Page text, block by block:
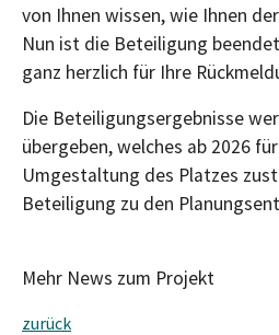
von Ihnen wissen, wie Ihnen
Nun ist die Beteiligung
ganz herzlich für Ihre
Die Beteiligungsergebnisse
übergeben, welches ab 2026
Umgestaltung des Platzes
Beteiligung zu den
Mehr News zum Projekt
zurück